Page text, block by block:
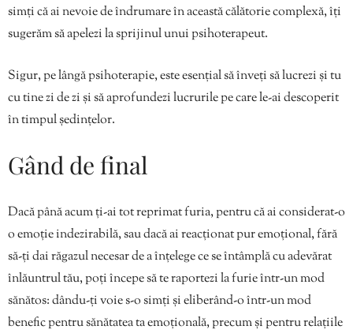
simți că ai nevoie de îndrumare în această călătorie complexă, îți
sugerăm să apelezi la sprijinul unui psihoterapeut.
Sigur, pe lângă psihoterapie, este esențial să înveți să lucrezi și tu
cu tine zi de zi și să aprofundezi lucrurile pe care le-ai descoperit
în timpul ședințelor.
Gând de final
Dacă până acum ți-ai tot reprimat furia, pentru că ai considerat-o
o emoție indezirabilă, sau dacă ai reacționat pur emoțional, fără
să-ți dai răgazul necesar de a înțelege ce se întâmplă cu adevărat
înlăuntrul tău, poți începe să te raportezi la furie într-un mod
sănătos: dându-ți voie s-o simți și eliberând-o într-un mod
benefic pentru sănătatea ta emoțională, precum și pentru relațiile